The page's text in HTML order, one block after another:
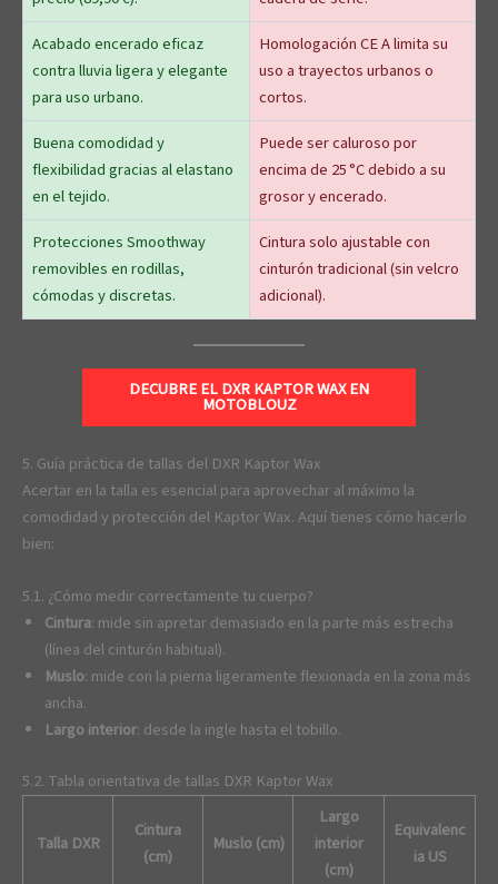
Acabado encerado eficaz
contra lluvia ligera y elegante
para uso urbano.
Homologación CE A limita su
uso a trayectos urbanos o
cortos.
Buena comodidad y
flexibilidad gracias al elastano
en el tejido.
Puede ser caluroso por
encima de 25 °C debido a su
grosor y encerado.
Protecciones Smoothway
removibles en rodillas,
cómodas y discretas.
Cintura solo ajustable con
cinturón tradicional (sin velcro
adicional).
DECUBRE EL DXR KAPTOR WAX EN
MOTOBLOUZ
5. Guía práctica de tallas del DXR Kaptor Wax
Acertar en la talla es esencial para aprovechar al máximo la
comodidad y protección del Kaptor Wax. Aquí tienes cómo hacerlo
bien:
5.1. ¿Cómo medir correctamente tu cuerpo?
Cintura: mide sin apretar demasiado en la parte más estrecha
(línea del cinturón habitual).
Muslo: mide con la pierna ligeramente flexionada en la zona más
ancha.
Largo interior: desde la ingle hasta el tobillo.
5.2. Tabla orientativa de tallas DXR Kaptor Wax
Talla DXR
Cintura
(cm)
Muslo (cm)
Largo
interior
(cm)
Equivalenc
ia US